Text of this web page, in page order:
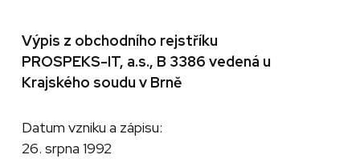
Výpis z obchodního rejstříku
PROSPEKS-IT, a.s., B 3386 vedená u
Krajského soudu v Brně
Datum vzniku a zápisu:
26. srpna 1992